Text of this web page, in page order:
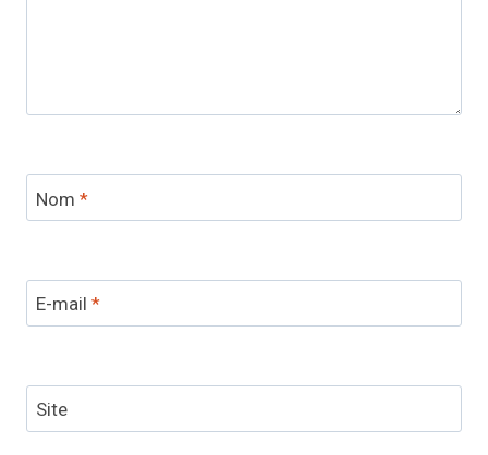
Nom *
E-mail *
Site